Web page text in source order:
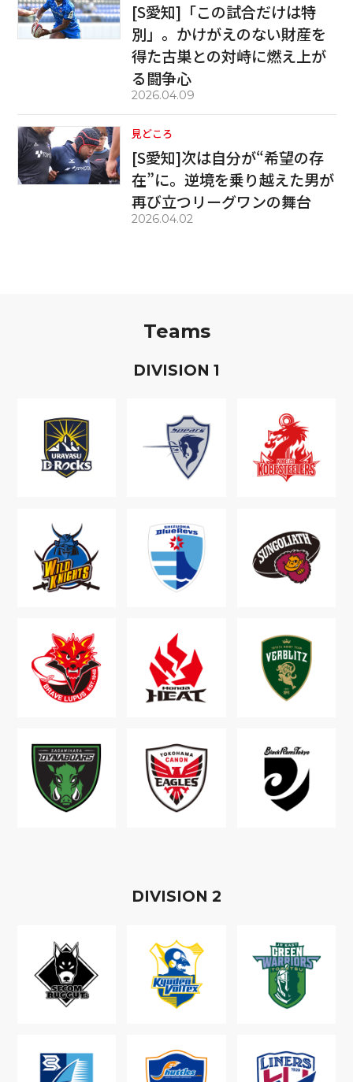
[S愛知]「この試合だけは特
別」。かけがえのない財産を
得た古巣との対峙に燃え上が
る闘争心
2026.04.09
見どころ
[S愛知]次は自分が“希望の存
在”に。逆境を乗り越えた男が
再び立つリーグワンの舞台
2026.04.02
Teams
DIVISION 1
DIVISION 2